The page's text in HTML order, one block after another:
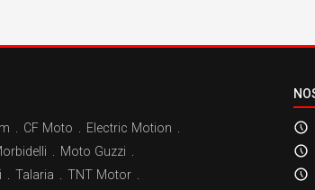
CF Moto Electric Motion
Moto Guzzi
Talaria TNT Motor